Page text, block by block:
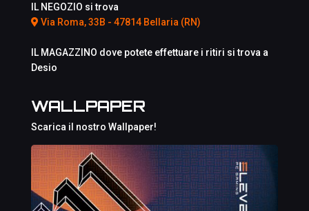
IL NEGOZIO si trova
Via Roma, 33B - 47814 Bellaria (RN)
IL MAGAZZINO dove potete effettuare i ritiri si trova a
Desio
WALLPAPER
Scarica il nostro Wallpaper!